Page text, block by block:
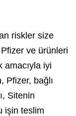
riskler size
ve ürünleri
amacıyla iyi
Pfizer, bağlı
Sitenin
işin teslim